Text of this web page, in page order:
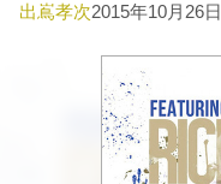
出嶌孝次2015年10月26日